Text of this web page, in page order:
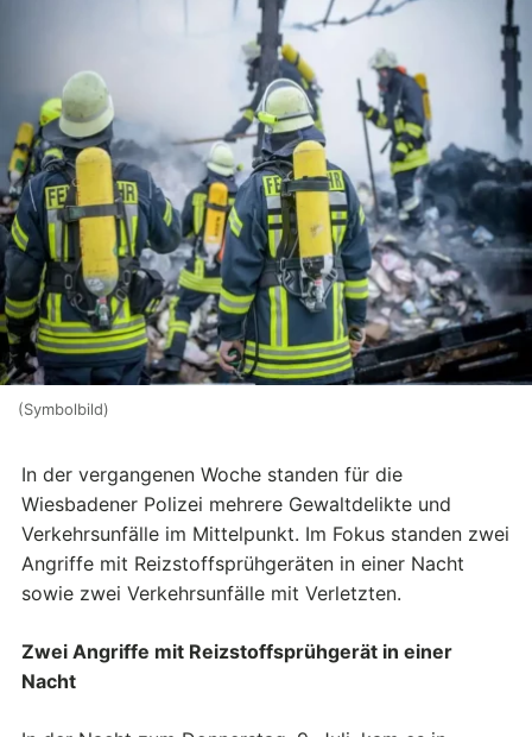
(Symbolbild)
In der vergangenen Woche standen für die
Wiesbadener Polizei mehrere Gewaltdelikte und
Verkehrsunfälle im Mittelpunkt. Im Fokus standen zwei
Angriffe mit Reizstoffsprühgeräten in einer Nacht
sowie zwei Verkehrsunfälle mit Verletzten.
Zwei Angriffe mit Reizstoffsprühgerät in einer
Nacht